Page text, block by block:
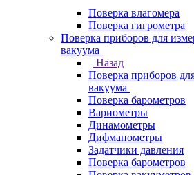
Поверка влагомера
Поверка гигрометра
Поверка приборов для
вакуума
Назад
Поверка приборов
вакуума
Поверка барометров
Вариометры
Динамометры
Дифманометры
Задатчики давления
Поверка барометров